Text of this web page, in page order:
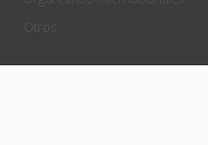
Otros